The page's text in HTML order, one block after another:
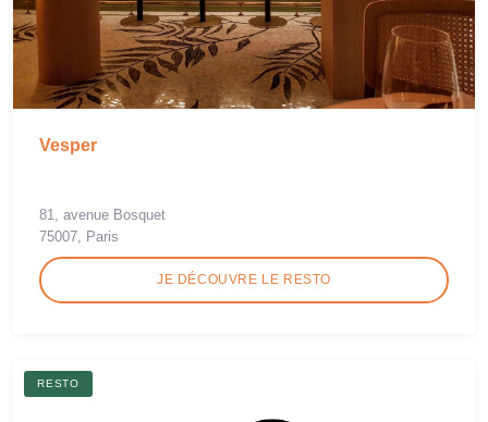
Vesper
81, avenue Bosquet
75007, Paris
JE DÉCOUVRE LE RESTO
RESTO